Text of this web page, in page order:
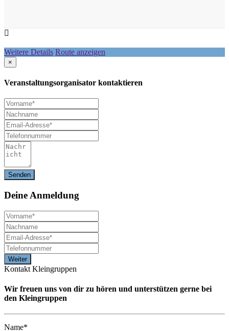
Weitere Details Route anzeigen
×
Veranstaltungsorganisator kontaktieren
Deine Anmeldung
Kontakt Kleingruppen
Wir freuen uns von dir zu hören und unterstützen gerne bei
den Kleingruppen
Name*